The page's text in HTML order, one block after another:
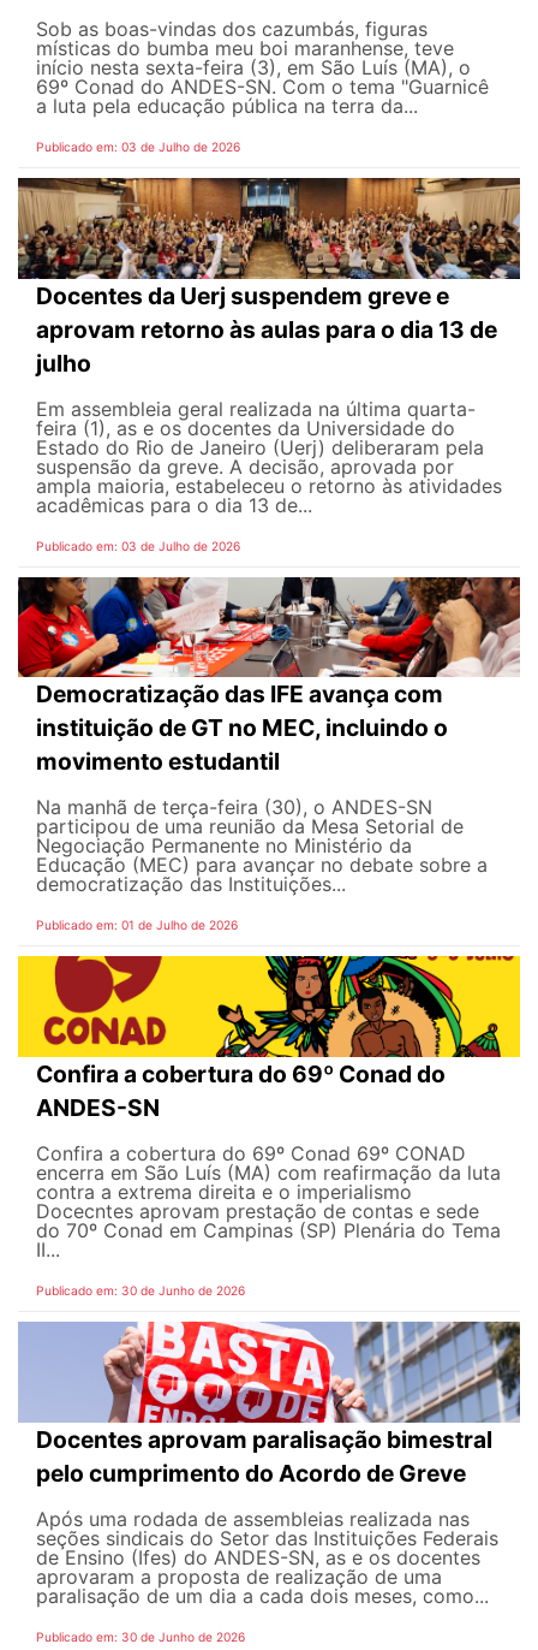
Sob as boas-vindas dos cazumbás, figuras
místicas do bumba meu boi maranhense, teve
início nesta sexta-feira (3), em São Luís (MA), o
69º Conad do ANDES-SN. Com o tema "Guarnicê
a luta pela educação pública na terra da...
Publicado em: 03 de Julho de 2026
Docentes da Uerj suspendem greve e
aprovam retorno às aulas para o dia 13 de
julho
Em assembleia geral realizada na última quarta-
feira (1), as e os docentes da Universidade do
Estado do Rio de Janeiro (Uerj) deliberaram pela
suspensão da greve. A decisão, aprovada por
ampla maioria, estabeleceu o retorno às atividades
acadêmicas para o dia 13 de...
Publicado em: 03 de Julho de 2026
Democratização das IFE avança com
instituição de GT no MEC, incluindo o
movimento estudantil
Na manhã de terça-feira (30), o ANDES-SN
participou de uma reunião da Mesa Setorial de
Negociação Permanente no Ministério da
Educação (MEC) para avançar no debate sobre a
democratização das Instituições...
Publicado em: 01 de Julho de 2026
Confira a cobertura do 69º Conad do
ANDES-SN
Confira a cobertura do 69º Conad 69º CONAD
encerra em São Luís (MA) com reafirmação da luta
contra a extrema direita e o imperialismo
Docecntes aprovam prestação de contas e sede
do 70º Conad em Campinas (SP) Plenária do Tema
II...
Publicado em: 30 de Junho de 2026
Docentes aprovam paralisação bimestral
pelo cumprimento do Acordo de Greve
Após uma rodada de assembleias realizada nas
seções sindicais do Setor das Instituições Federais
de Ensino (Ifes) do ANDES-SN, as e os docentes
aprovaram a proposta de realização de uma
paralisação de um dia a cada dois meses, como...
Publicado em: 30 de Junho de 2026